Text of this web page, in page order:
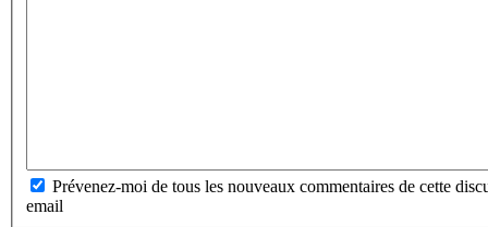
Prévenez-moi de tous les nouveaux commentaires de cette
email